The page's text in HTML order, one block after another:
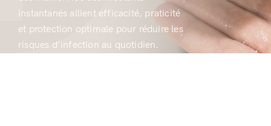
instantanés allient efficacité, praticité
et protection optimale pour réduire les
risques d’infection au quotidien.